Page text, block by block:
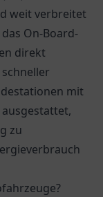
weit verbreitet
On-Board-
direkt
mit
zu